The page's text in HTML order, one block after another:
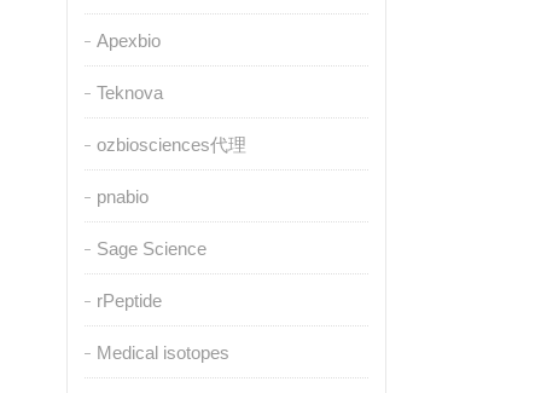
Apexbio
Teknova
ozbiosciences代理
pnabio
Sage Science
rPeptide
Medical isotopes